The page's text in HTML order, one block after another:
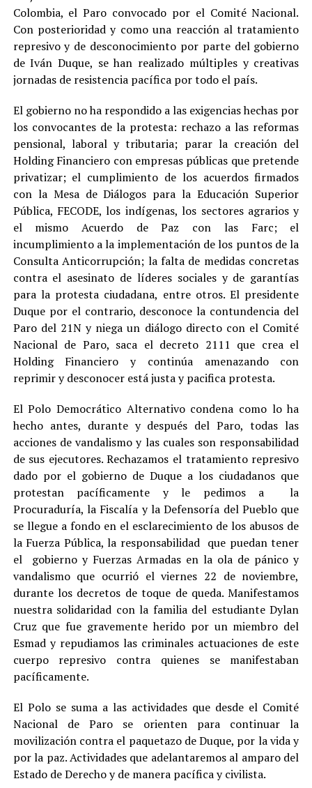
Colombia, el Paro convocado por el Comité Nacional.
Con posterioridad y como una reacción al tratamiento
represivo y de desconocimiento por parte del gobierno
de Iván Duque, se han realizado múltiples y creativas
jornadas de resistencia pacífica por todo el país.
El gobierno no ha respondido a las exigencias hechas por
los convocantes de la protesta: rechazo a las reformas
pensional, laboral y tributaria; parar la creación del
Holding Financiero con empresas públicas que pretende
privatizar; el cumplimiento de los acuerdos firmados
con la Mesa de Diálogos para la Educación Superior
Pública, FECODE, los indígenas, los sectores agrarios y
el mismo Acuerdo de Paz con las Farc; el
incumplimiento a la implementación de los puntos de la
Consulta Anticorrupción; la falta de medidas concretas
contra el asesinato de líderes sociales y de garantías
para la protesta ciudadana, entre otros. El presidente
Duque por el contrario, desconoce la contundencia del
Paro del 21N y niega un diálogo directo con el Comité
Nacional de Paro, saca el decreto 2111 que crea el
Holding Financiero y continúa amenazando con
reprimir y desconocer está justa y pacifica protesta.
El Polo Democrático Alternativo condena como lo ha
hecho antes, durante y después del Paro, todas las
acciones de vandalismo y las cuales son responsabilidad
de sus ejecutores. Rechazamos el tratamiento represivo
dado por el gobierno de Duque a los ciudadanos que
protestan pacíficamente y le pedimos a la
Procuraduría, la Fiscalía y la Defensoría del Pueblo que
se llegue a fondo en el esclarecimiento de los abusos de
la Fuerza Pública, la responsabilidad que puedan tener
el gobierno y Fuerzas Armadas en la ola de pánico y
vandalismo que ocurrió el viernes 22 de noviembre,
durante los decretos de toque de queda. Manifestamos
nuestra solidaridad con la familia del estudiante Dylan
Cruz que fue gravemente herido por un miembro del
Esmad y repudiamos las criminales actuaciones de este
cuerpo represivo contra quienes se manifestaban
pacíficamente.
El Polo se suma a las actividades que desde el Comité
Nacional de Paro se orienten para continuar la
movilización contra el paquetazo de Duque, por la vida y
por la paz. Actividades que adelantaremos al amparo del
Estado de Derecho y de manera pacífica y civilista.